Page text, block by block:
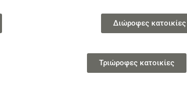
Διώροφες κατοικίες
Τριώροφες κατοικίες